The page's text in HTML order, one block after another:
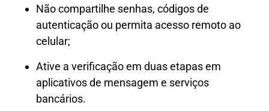
Não compartilhe senhas, códigos de
autenticação ou permita acesso remoto ao
celular;
Ative a verificação em duas etapas em
aplicativos de mensagem e serviços
bancários.